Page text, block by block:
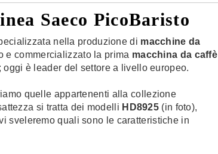
Saeco PicoBaristo
nella produzione di macchine da
e commercializzato la prima macchina da caffè
; oggi è leader del settore a livello europeo.
quelle appartenenti alla collezione
si tratta dei modelli HD8925 (in foto),
sveleremo quali sono le caratteristiche in